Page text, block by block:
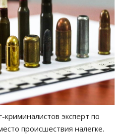
криминалистов эксперт по
происшествия налегке.